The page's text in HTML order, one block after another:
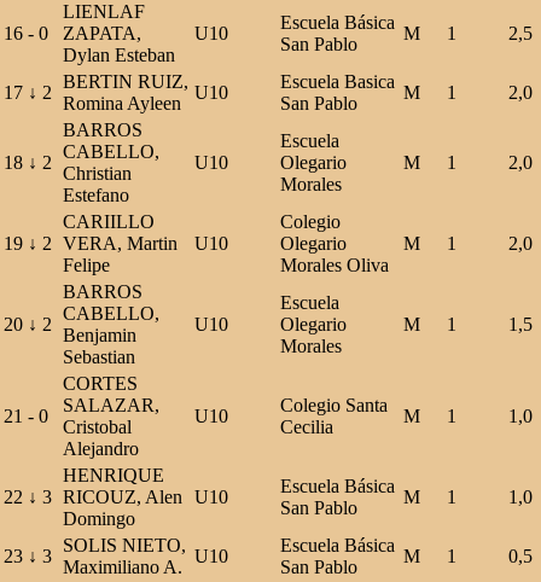
16 - 0
LIENLAF
ZAPATA,
Dylan Esteban
U10
Escuela Básica
San Pablo
M 1 2,5
17 ↓ 2
BERTIN RUIZ,
Romina Ayleen
U10
Escuela Basica
San Pablo
M 1 2,0
18 ↓ 2
BARROS
CABELLO,
Christian
Estefano
U10
Escuela
Olegario
Morales
M 1 2,0
19 ↓ 2
CARIILLO
VERA, Martin
Felipe
U10
Colegio
Olegario
Morales Oliva
M 1 2,0
20 ↓ 2
BARROS
CABELLO,
Benjamin
Sebastian
U10
Escuela
Olegario
Morales
M 1 1,5
21 - 0
CORTES
SALAZAR,
Cristobal
Alejandro
U10
Colegio Santa
Cecilia
M 1 1,0
22 ↓ 3
HENRIQUE
RICOUZ, Alen
Domingo
U10
Escuela Básica
San Pablo
M 1 1,0
23 ↓ 3
SOLIS NIETO,
Maximiliano A.
U10
Escuela Básica
San Pablo
M 1 0,5